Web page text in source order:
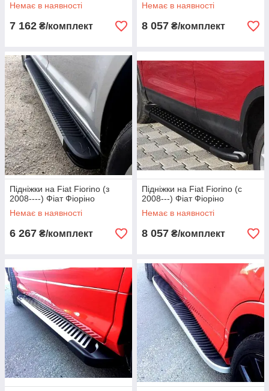
Немає в наявності
7 162 ₴/комплект
Немає в наявності
8 057 ₴/комплект
Підніжки на Fiat Fiorino (з
2008----) Фіат Фіоріно
Немає в наявності
6 267 ₴/комплект
Підніжки на Fiat Fiorino (c
2008---) Фіат Фіоріно
Немає в наявності
8 057 ₴/комплект